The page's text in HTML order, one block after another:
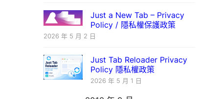
Just a New Tab – Privacy
Policy / 隱私權保護政策
2026 年 5 月 2 日
Just Tab Reloader Privacy
Policy 隱私權政策
2026 年 5 月 1 日